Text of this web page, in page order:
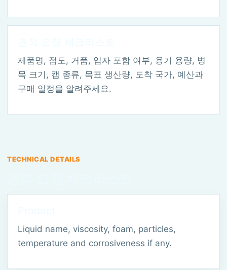
제품명, 점도, 거품, 입자 포함 여부, 용기 용량, 병
목 크기, 캡 종류, 목표 생산량, 도착 국가, 예산과
구매 일정을 알려주세요.
TECHNICAL DETAILS
Liquid name, viscosity, foam, particles,
temperature and corrosiveness if any.